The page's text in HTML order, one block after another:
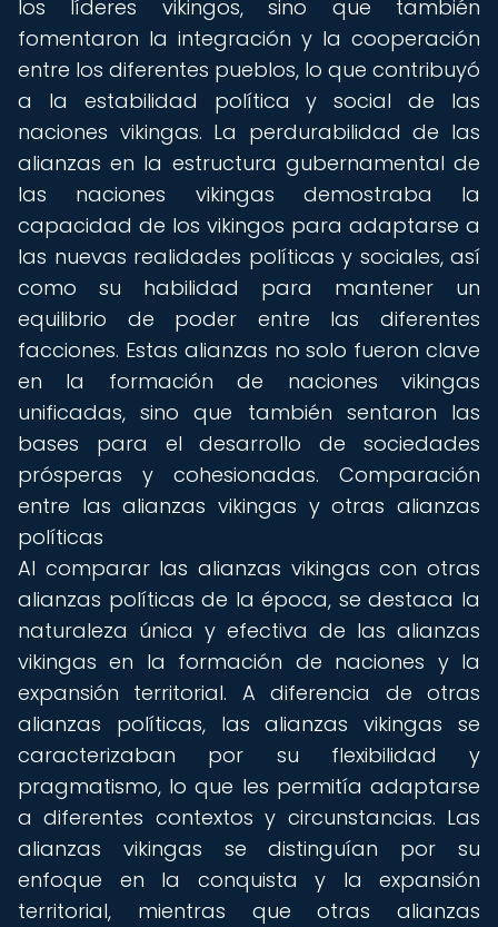
los líderes vikingos, sino que también
fomentaron la integración y la cooperación
entre los diferentes pueblos, lo que contribuyó
a la estabilidad política y social de las
naciones vikingas. La perdurabilidad de las
alianzas en la estructura gubernamental de
las naciones vikingas demostraba la
capacidad de los vikingos para adaptarse a
las nuevas realidades políticas y sociales, así
como su habilidad para mantener un
equilibrio de poder entre las diferentes
facciones. Estas alianzas no solo fueron clave
en la formación de naciones vikingas
unificadas, sino que también sentaron las
bases para el desarrollo de sociedades
prósperas y cohesionadas. Comparación
entre las alianzas vikingas y otras alianzas
políticas
Al comparar las alianzas vikingas con otras
alianzas políticas de la época, se destaca la
naturaleza única y efectiva de las alianzas
vikingas en la formación de naciones y la
expansión territorial. A diferencia de otras
alianzas políticas, las alianzas vikingas se
caracterizaban por su flexibilidad y
pragmatismo, lo que les permitía adaptarse
a diferentes contextos y circunstancias. Las
alianzas vikingas se distinguían por su
enfoque en la conquista y la expansión
territorial, mientras que otras alianzas